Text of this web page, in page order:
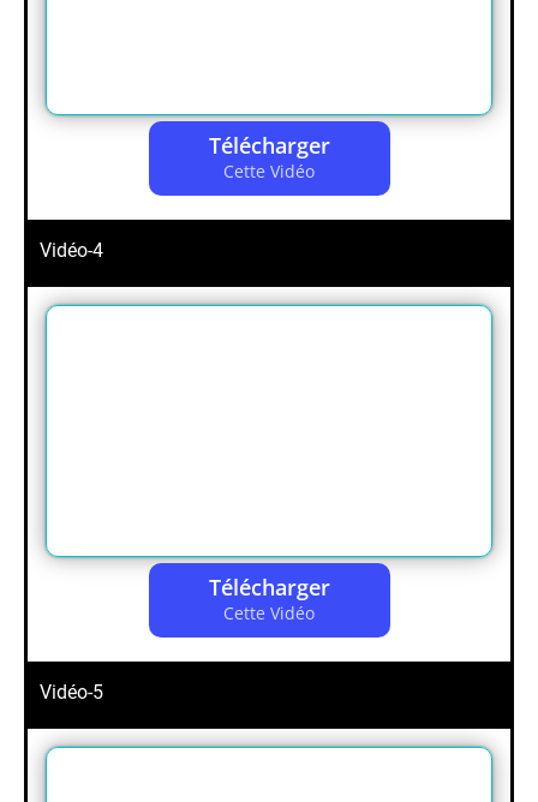
Télécharger
Cette Vidéo
Vidéo-4
Télécharger
Cette Vidéo
Vidéo-5